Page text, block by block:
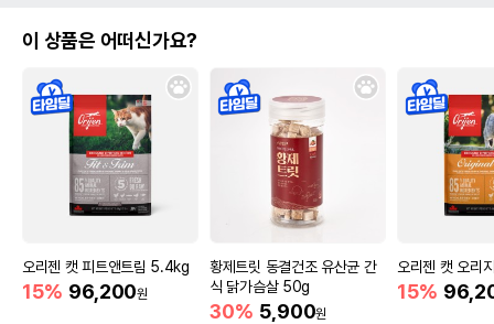
이 상품은 어떠신가요?
오리젠 캣 피트앤트림 5.4kg
15% 96,200원
황제트릿 동결건조 유산균 간
식 닭가슴살 50g
30% 5,900원
오리젠 캣 오리
15%